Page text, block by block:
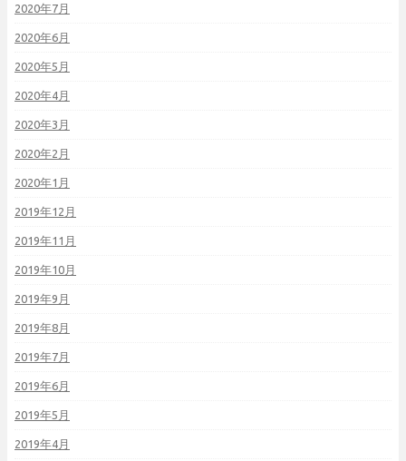
2020年7月
2020年6月
2020年5月
2020年4月
2020年3月
2020年2月
2020年1月
2019年12月
2019年11月
2019年10月
2019年9月
2019年8月
2019年7月
2019年6月
2019年5月
2019年4月